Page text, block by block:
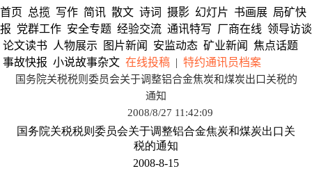
首页 总揽 写作 简讯 散文 诗词 摄影 幻灯片 书画展 局矿快
报 党群工作 安全专题 经验交流 通讯特写 厂商在线 领导访谈
论文读书
人物展示 图片新闻 安监动态 矿业新闻
焦点话题
事故快报 小说故事杂文 在线投稿 | 特约通讯员档案
国务院关税税则委员会关于调整铝合金焦炭和煤炭出口关税的
通知
2008/8/27 11:42:09